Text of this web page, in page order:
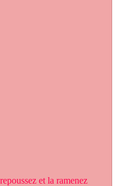
et la ramenez